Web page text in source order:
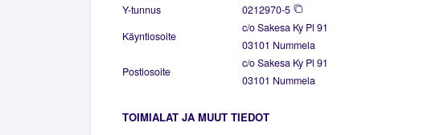
Y-tunnus
0212970-5
Käyntiosoite
c/o Sakesa Ky Pl 91
03101 Nummela
Postiosoite
c/o Sakesa Ky Pl 91
03101 Nummela
TOIMIALAT JA MUUT TIEDOT